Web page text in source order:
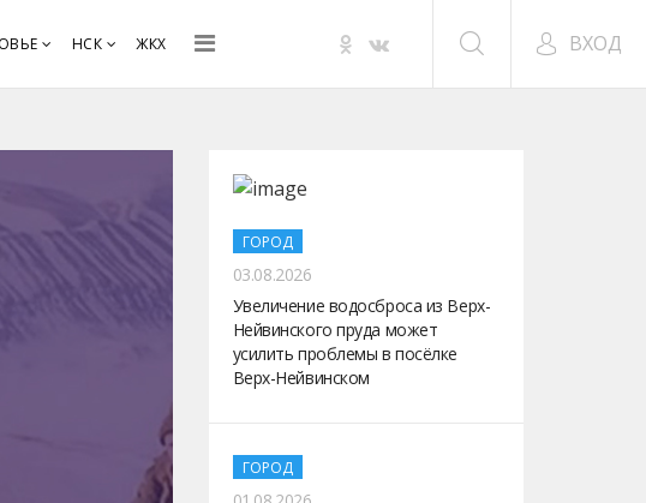
НСК ЖКХ ВХОД
ГОРОД
03.08.2026
Увеличение водосброса из Верх-
Нейвинского пруда может
усилить проблемы в посёлке
Верх-Нейвинском
ГОРОД